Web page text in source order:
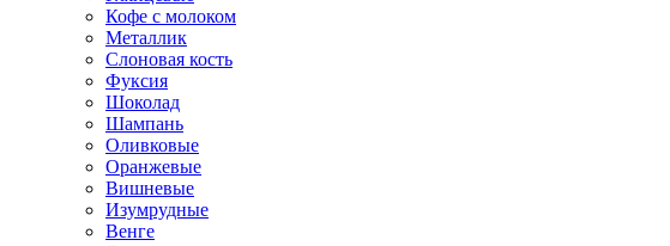
Кофе с молоком
Металлик
Слоновая кость
Фуксия
Шоколад
Шампань
Оливковые
Оранжевые
Вишневые
Изумрудные
Венге